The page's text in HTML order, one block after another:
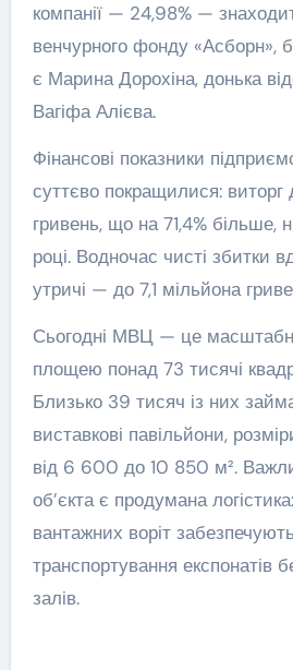
компанії — 24,98% —
венчурного фонду «Асборн»,
є Марина Дорохіна, донька
Вагіфа Алієва.
Фінансові показники
суттєво покращилися: виторг
гривень, що на 71,4% більше,
році. Водночас чисті збитки
утричі — до 7,1 мільйона
Сьогодні МВЦ — це
площею понад 73 тисячі
Близько 39 тисяч із них
виставкові павільйони,
від 6 600 до 10 850 м².
об’єкта є продумана
вантажних воріт
транспортування експонатів
залів.